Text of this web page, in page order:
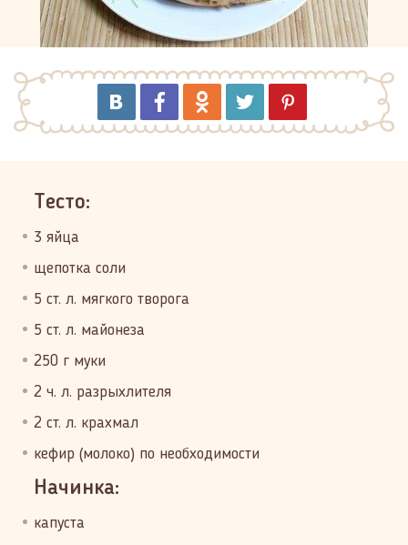
Тесто:
3 яйца
щепотка соли
5 ст. л. мягкого творога
5 ст. л. майонеза
250 г муки
2 ч. л. разрыхлителя
2 ст. л. крахмал
кефир (молоко) по необходимости
Начинка:
капуста